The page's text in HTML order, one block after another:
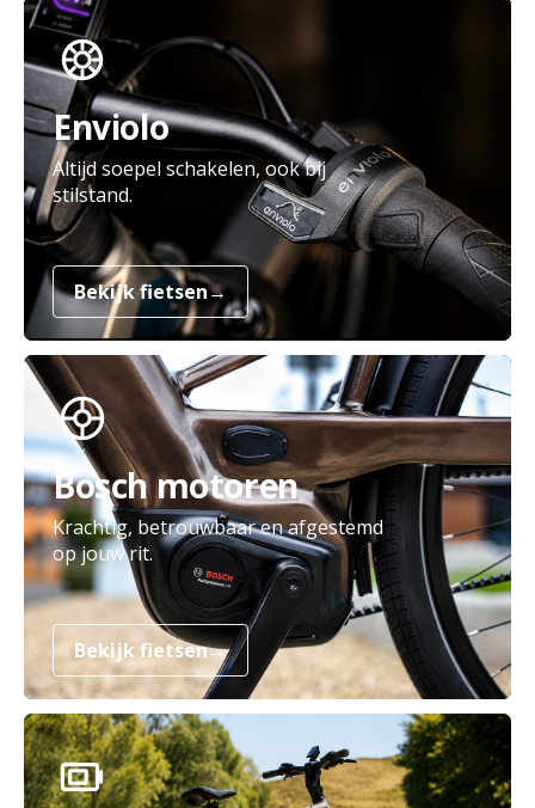
Enviolo
Altijd soepel schakelen, ook bij
stilstand.
Bekijk fietsen→
Bosch motoren
Krachtig, betrouwbaar en afgestemd
op jouw rit.
Bekijk fietsen→